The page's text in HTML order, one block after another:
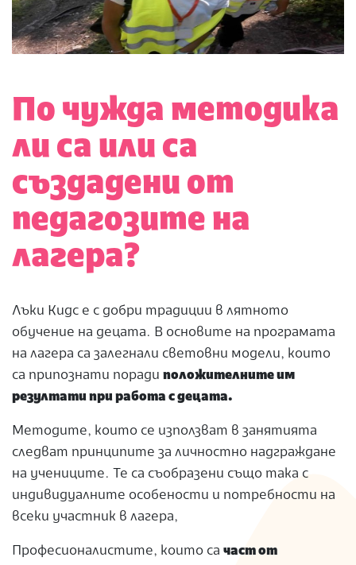
По чужда методика
ли са или са
създадени от
педагозите на
лагера?
Лъки Кидс е с добри традиции в лятното
обучение на децата. В основите на програмата
на лагера са залегнали световни модели, които
са припознати поради положителните им
резултати при работа с децата.
Методите, които се използват в занятията
следват принципите за личностно надграждане
на учениците. Те са съобразени също така с
индивидуалните особености и потребности на
всеки участник в лагера,
Професионалистите, които са част от